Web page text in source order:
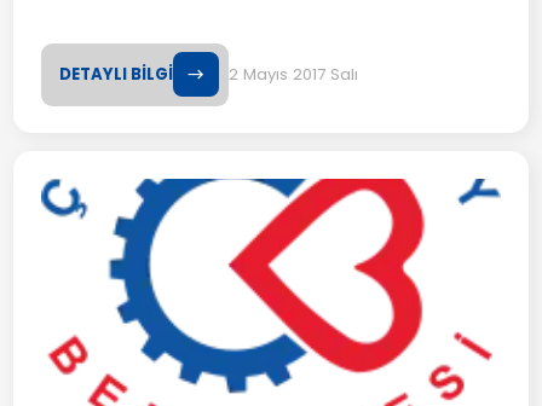
DETAYLI BİLGİ 2 Mayıs 2017 Salı